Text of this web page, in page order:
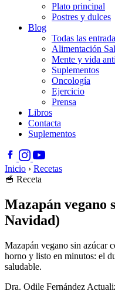
Plato principal
Postres y dulces
Blog
Todas las
Alimentación
Mente y vida
Suplementos
Oncología
Ejercicio
Prensa
Libros
Contacta
Suplementos
Inicio › Recetas
🥣 Receta
Mazapán vegano
Navidad)
Mazapán vegano sin azúcar
horno y listo en minutos: el
saludable.
Dra. Odile Fernández